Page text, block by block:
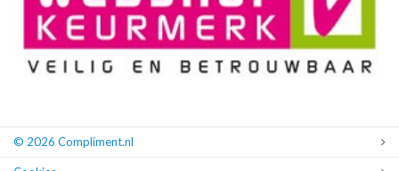
© 2026 Compliment.nl